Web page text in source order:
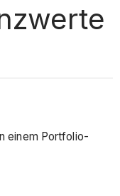
einem Portfolio-